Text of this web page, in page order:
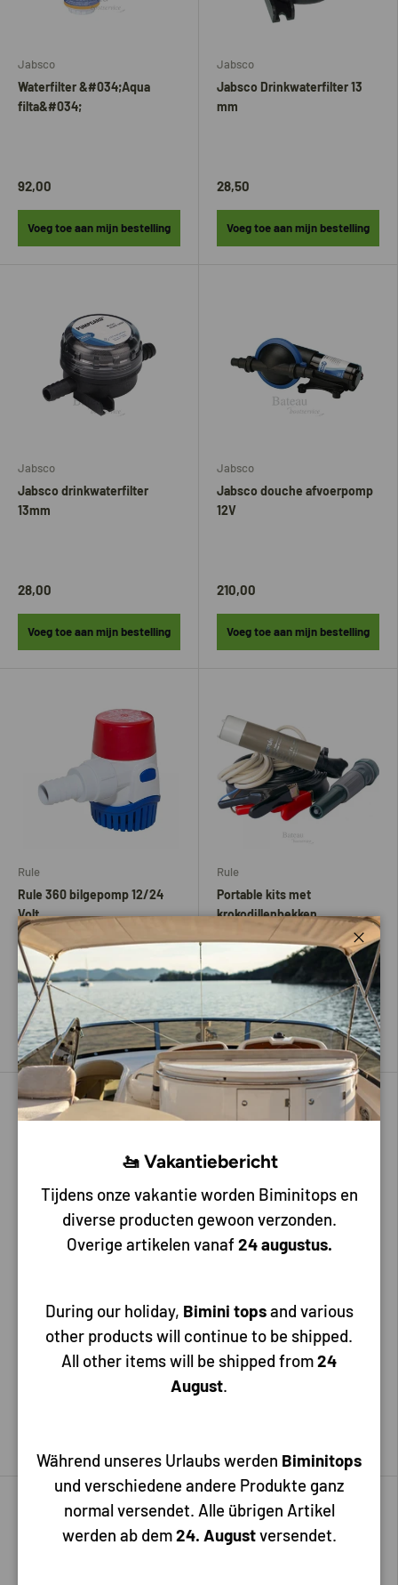
Jabsco
Waterfilter &#034;Aqua
filta&#034;
92,00
Voeg toe aan mijn bestelling
Jabsco
Jabsco Drinkwaterfilter 13
mm
28,50
Voeg toe aan mijn bestelling
Jabsco
Jabsco drinkwaterfilter
13mm
28,00
Voeg toe aan mijn bestelling
Jabsco
Jabsco douche afvoerpomp
12V
210,00
Voeg toe aan mijn bestelling
Rule
Rule 360 bilgepomp 12/24
Volt
36,95
Kies mogelijkheden
Rule
Portable kits met
krokodillenbekken
Voeg toe aan mijn bestelling
krokodillenbekken
60,00
Tot 8% korting
🚤 Vakantiebericht
Tijdens onze vakantie worden Biminitops en
diverse producten gewoon verzonden.
Overige artikelen vanaf24 augustus.
During our holiday, Bimini topsand various
other products will continue to be shipped.
All other items will be shipped from24
August.
Während unseres Urlaubs werden Biminitops
und verschiedene andere Produkte ganz
normal versendet. Alle übrigen Artikel
werden ab dem24. Augustversendet.